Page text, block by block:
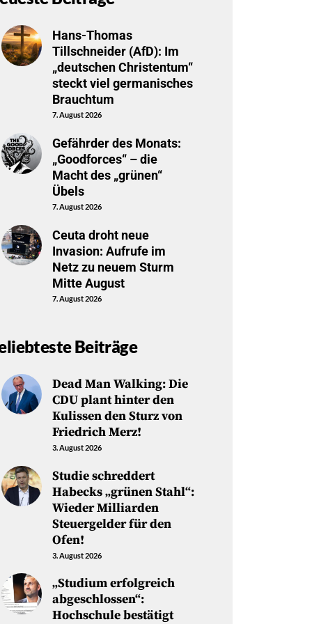
Hans-Thomas
Tillschneider (AfD): Im
„deutschen Christentum“
steckt viel germanisches
Brauchtum
7. August 2026
Gefährder des Monats:
„Goodforces“ – die
Macht des „grünen“
Übels
7. August 2026
Ceuta droht neue
Invasion: Aufrufe im
Netz zu neuem Sturm
Mitte August
7. August 2026
Beiträge
Dead Man Walking: Die
CDU plant hinter den
Kulissen den Sturz von
Friedrich Merz!
3. August 2026
Studie schreddert
Habecks „grünen Stahl“:
Wieder Milliarden
Steuergelder für den
Ofen!
3. August 2026
„Studium erfolgreich
abgeschlossen“:
Hochschule bestätigt